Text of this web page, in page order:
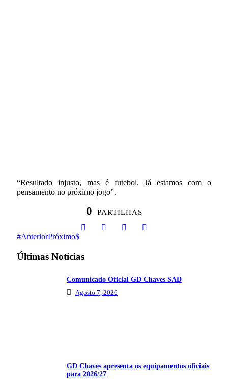
“Resultado injusto, mas é futebol. Já estamos com o
pensamento no próximo jogo”.
0 PARTILHAS
AnteriorPróximo
Últimas Notícias
Comunicado Oficial GD Chaves SAD
Agosto 7, 2026
GD Chaves apresenta os equipamentos oficiais
para 2026/27